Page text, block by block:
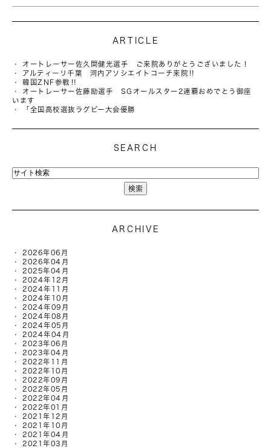
ARTICLE
オートレーサー佐久間健光選手 ご来院ありがとうございました！
アルティーリ千葉 河内アソシエイトコーチ来院‼︎
韓国ZNF参戦‼️
オートレーサー佐藤励選手 SGオールスター2連覇おめでとう御座
います
「全国高校選抜ラグビー大会優勝
SEARCH
ARCHIVE
2026年06月
2026年04月
2025年04月
2024年12月
2024年11月
2024年10月
2024年09月
2024年08月
2024年05月
2024年04月
2023年06月
2023年04月
2022年11月
2022年10月
2022年09月
2022年05月
2022年04月
2022年01月
2021年12月
2021年10月
2021年04月
2021年03月